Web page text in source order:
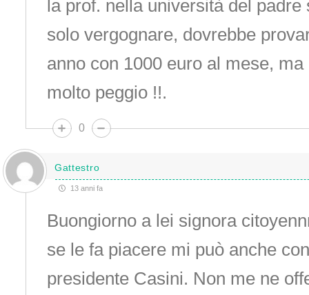
la prof. nella università del padre
solo vergognare, dovrebbe
anno con 1000 euro al mese, ma
molto peggio !!.
0
Gattestro
13 anni fa
Buongiorno a lei signora
se le fa piacere mi può anche
presidente Casini. Non me ne